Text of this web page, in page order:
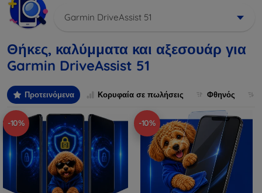
Garmin DriveAssist 51
Θήκες, καλύμματα και αξεσουάρ για
Garmin DriveAssist 51
Προτεινόμενα Κορυφαία σε πωλήσεις Φθηνός
-10% -10%